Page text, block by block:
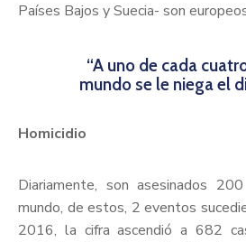
Países Bajos y Suecia- son
“A uno de cada
mundo se le niega el
Homicidio
Diariamente, son asesinados
mundo, de estos, 2 eventos
2016, la cifra ascendió a 682